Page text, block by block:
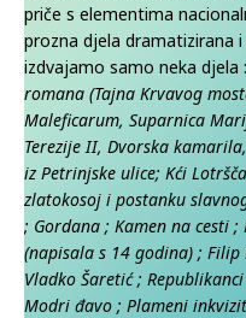
priče s elementima
prozna djela dramatizirana
izdvajamo samo neka djela :
romana (Tajna Krvavog
Maleficarum, Suparnica
Terezije II, Dvorska
iz Petrinjske ulice; Kći
zlatokosoj i postanku
; Gordana ; Kamen na cesti
(napisala s 14 godina) ; Filip
Vladko Šaretić ;
Modri đavo ; Plameni